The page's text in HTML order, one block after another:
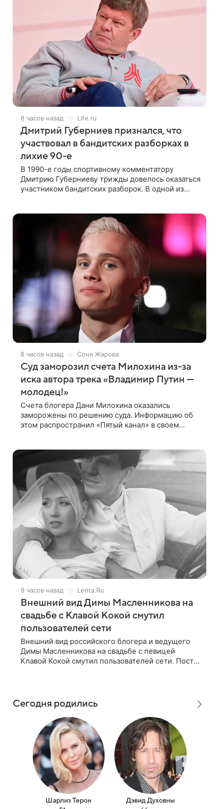
8 часов назад Life.ru
Дмитрий Губерниев признался, что
участвовал в бандитских разборках в
лихие 90-е
В 1990-е годы спортивному комментатору
Дмитрию Губерниеву трижды довелось оказаться
участником бандитских разборок. В одной из
8 часов назад Соня Жарова
Суд заморозил счета Милохина из-за
иска автора трека «Владимир Путин —
молодец!»
Счета блогера Дани Милохина оказались
заморожены по решению суда. Информацию об
этом распространил «Пятый канал» в своем
9 часов назад Lenta.Ru
Внешний вид Димы Масленникова на
свадьбе с Клавой Кокой смутил
пользователей сети
Внешний вид российского блогера и ведущего
Димы Масленникова на свадьбе с певицей
Клавой Кокой смутил пользователей сети. Пост
Сегодня родились
Шарлиз Терон
Дэвид Духовны